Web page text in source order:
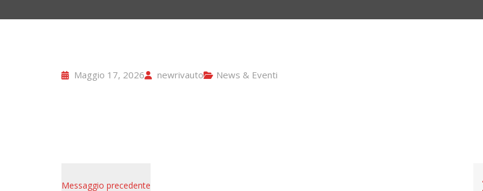
Maggio 17, 2026 newrivauto News & Eventi
Messaggio precedente